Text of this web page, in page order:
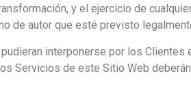
y el ejercicio de
de autor que esté previsto
interponerse por los
Servicios de este Sitio Web